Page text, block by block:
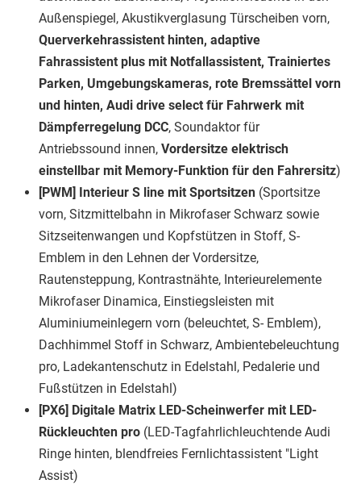
Außenspiegel, Akustikverglasung Türscheiben vorn,
Querverkehrassistent hinten, adaptive
Fahrassistent plus mit Notfallassistent, Trainiertes
Parken, Umgebungskameras, rote Bremssättel vorn
und hinten, Audi drive select für Fahrwerk mit
Dämpferregelung DCC, Soundaktor für
Antriebssound innen, Vordersitze elektrisch
einstellbar mit Memory-Funktion für den Fahrersitz)
[PWM] Interieur S line mit Sportsitzen (Sportsitze
vorn, Sitzmittelbahn in Mikrofaser Schwarz sowie
Sitzseitenwangen und Kopfstützen in Stoff, S-
Emblem in den Lehnen der Vordersitze,
Rautensteppung, Kontrastnähte, Interieurelemente
Mikrofaser Dinamica, Einstiegsleisten mit
Aluminiumeinlegern vorn (beleuchtet, S- Emblem),
Dachhimmel Stoff in Schwarz, Ambientebeleuchtung
pro, Ladekantenschutz in Edelstahl, Pedalerie und
Fußstützen in Edelstahl)
[PX6] Digitale Matrix LED-Scheinwerfer mit LED-
Rückleuchten pro (LED-Tagfahrlichleuchtende Audi
Ringe hinten, blendfreies Fernlichtassistent "Light
Assist)